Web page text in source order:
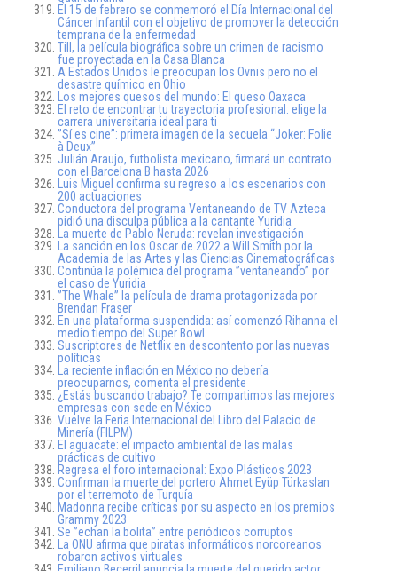
El 15 de febrero se conmemoró el Día Internacional del
Cáncer Infantil con el objetivo de promover la detección
temprana de la enfermedad
Till, la película biográfica sobre un crimen de racismo
fue proyectada en la Casa Blanca
A Estados Unidos le preocupan los Ovnis pero no el
desastre químico en Ohio
Los mejores quesos del mundo: El queso Oaxaca
El reto de encontrar tu trayectoria profesional: elige la
carrera universitaria ideal para ti
”Sí es cine”: primera imagen de la secuela “Joker: Folie
à Deux”
Julián Araujo, futbolista mexicano, firmará un contrato
con el Barcelona B hasta 2026
Luis Miguel confirma su regreso a los escenarios con
200 actuaciones
Conductora del programa Ventaneando de TV Azteca
pidió una disculpa pública a la cantante Yuridia
La muerte de Pablo Neruda: revelan investigación
La sanción en los Oscar de 2022 a Will Smith por la
Academia de las Artes y las Ciencias Cinematográficas
Continúa la polémica del programa ”ventaneando” por
el caso de Yuridia
”The Whale” la película de drama protagonizada por
Brendan Fraser
En una plataforma suspendida: así comenzó Rihanna el
medio tiempo del Super Bowl
Suscriptores de Netflix en descontento por las nuevas
políticas
La reciente inflación en México no debería
preocuparnos, comenta el presidente
¿Estás buscando trabajo? Te compartimos las mejores
empresas con sede en México
Vuelve la Feria Internacional del Libro del Palacio de
Minería (FILPM)
El aguacate: el impacto ambiental de las malas
prácticas de cultivo
Regresa el foro internacional: Expo Plásticos 2023
Confirman la muerte del portero Ahmet Eyüp Türkaslan
por el terremoto de Turquía
Madonna recibe críticas por su aspecto en los premios
Grammy 2023
Se ”echan la bolita” entre periódicos corruptos
La ONU afirma que piratas informáticos norcoreanos
robaron activos virtuales